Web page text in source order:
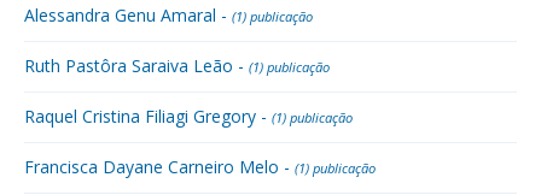
Alessandra Genu Amaral - (1) publicação
Ruth Pastôra Saraiva Leão - (1) publicação
Raquel Cristina Filiagi Gregory - (1) publicação
Francisca Dayane Carneiro Melo - (1) publicação